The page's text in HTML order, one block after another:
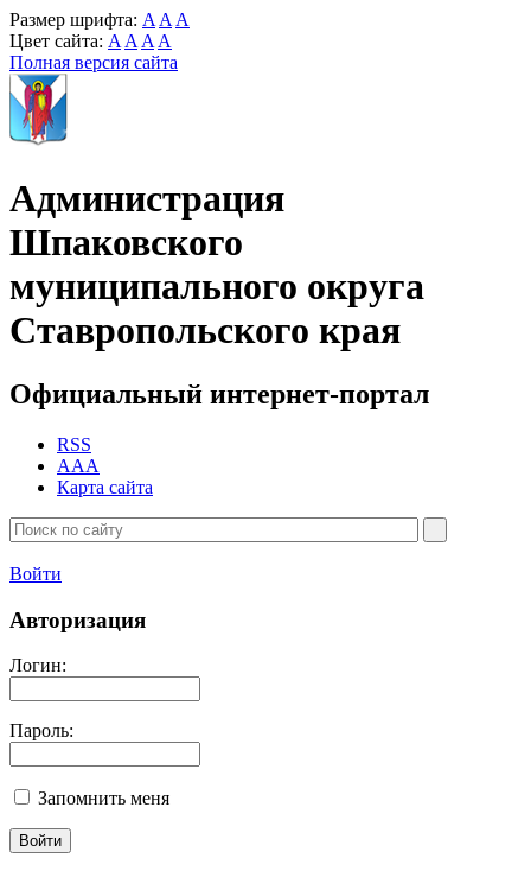
Размер шрифта: A A A
Цвет сайта: A A A A
Полная версия сайта
Администрация
Шпаковского
муниципального округа
Ставропольского края
Официальный интернет-портал
RSS
AAA
Карта сайта
Войти
Авторизация
Логин:
Пароль:
Запомнить меня